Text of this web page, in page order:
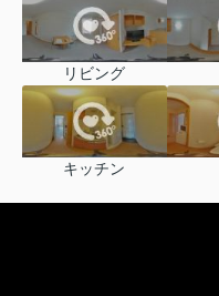
リビング
キッチン